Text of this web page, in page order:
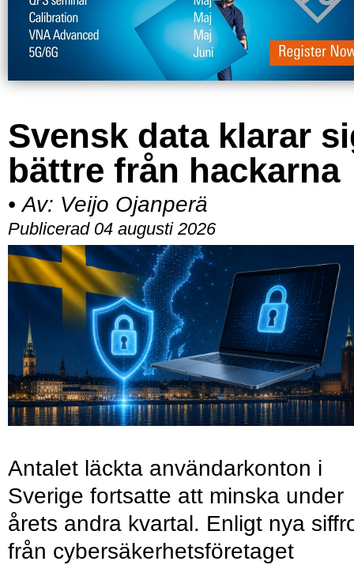
Svensk data klarar
bättre från hackarna
• Av: Veijo Ojanperä
Publicerad 04 augusti 2026
Antalet läckta användarkonton i
Sverige fortsatte att minska under
årets andra kvartal. Enligt nya
från cybersäkerhetsföretaget